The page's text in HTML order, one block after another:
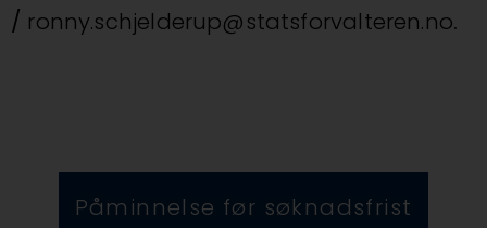
/ ronny.schjelderup@statsforvalteren.no.
Påminnelse før søknadsfrist